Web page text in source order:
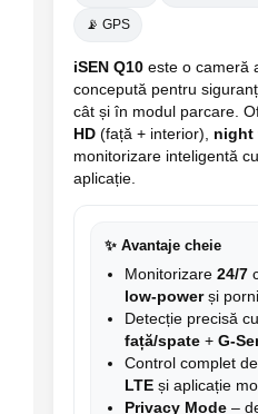
📡 GPS
iSEN Q10 este o cameră
concepută pentru
cât și în modul parcare.
HD (față + interior), night
monitorizare inteligentă
aplicație.
✨ Avantaje cheie
Monitorizare 24/7
low-powerși
Detecție precisă cu
față/spate + G-
Control complet
LTE și aplicație
Privacy Mode –